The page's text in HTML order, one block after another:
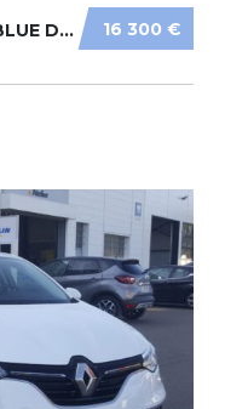
16 300 €
DACIA LODGY STEPWAY BLUE DCI 115 7 PLACES...